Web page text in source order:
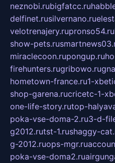
neznobi.rubigfatcc.ru
delfinet.rusilvernano.ru
velotrenajery.rupronso54.ru
show-pets.ru
miraclecoon.rupongup.ru
firehunters.rugribowo.ru
hometown-france.ru1-
shop-garena.rucricetc-1-
one-life-story.rutop-
poka-vse-doma-2.ru3-d-
g2012.rutst-1.rushaggy-
g-2012.ruops-mgr.ru
poka-vse-doma2.ru